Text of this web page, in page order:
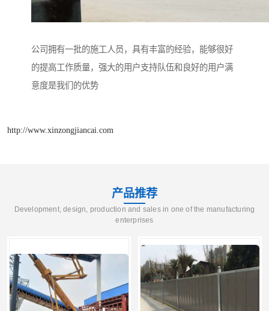
公司拥有一批的施工人员，具有丰富的经验，能够很好
的提高工作质量，强大的用户支持队伍和良好的用户满
意度是我们的优势
http://www.xinzongjiancai.com
产品推荐
Development, design, production and sales in one of the manufacturing
enterprises